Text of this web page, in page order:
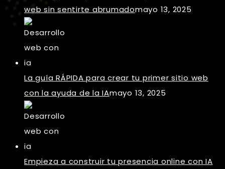
web sin sentirte abrumadomayo 13, 2025
La guía RÁPIDA para crear tu primer sitio web
con la ayuda de la IAmayo 13, 2025
Empieza a construir tu presencia online con IA